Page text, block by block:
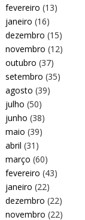
fevereiro (13)
janeiro (16)
dezembro (15)
novembro (12)
outubro (37)
setembro (35)
agosto (39)
julho (50)
junho (38)
maio (39)
abril (31)
março (60)
fevereiro (43)
janeiro (22)
dezembro (22)
novembro (22)